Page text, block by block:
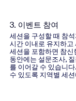
3. 이벤트 참여
세션을 구성할 때 참
시간 이내로 유지하고
세션을 포함하면 참신
동안에는 설문조사,
를 이어갈 수 있습니
수 있도록 지역별 세